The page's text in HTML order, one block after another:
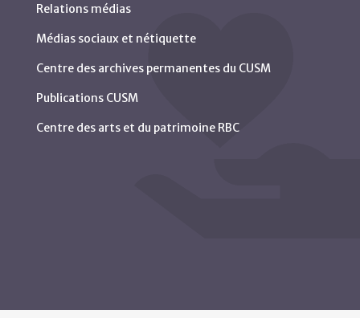
Relations médias
Médias sociaux et nétiquette
Centre des archives permanentes du CUSM
Publications CUSM
Centre des arts et du patrimoine RBC